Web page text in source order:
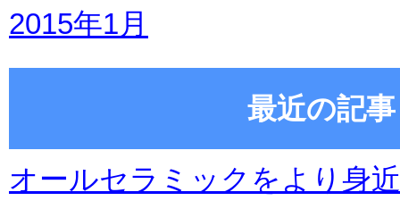
2015年1月
最近の記事
オールセラミックをより身